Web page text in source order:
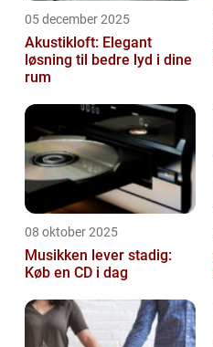
05 december 2025
Akustikloft: Elegant
løsning til bedre lyd i dine
rum
08 oktober 2025
Musikken lever stadig:
Køb en CD i dag